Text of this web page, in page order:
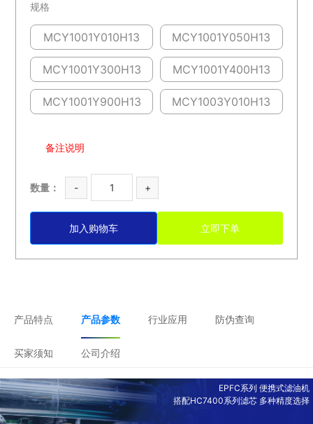
规格
MCY1001Y010H13 MCY1001Y050H13
MCY1001Y300H13 MCY1001Y400H13
MCY1001Y900H13 MCY1003Y010H13
备注说明
数量： - +
加入购物车 立即下单
产品特点 产品参数 行业应用 防伪查询
买家须知 公司介绍
EPFC系列 便携式滤油机
搭配HC7400系列滤芯 多种精度选择